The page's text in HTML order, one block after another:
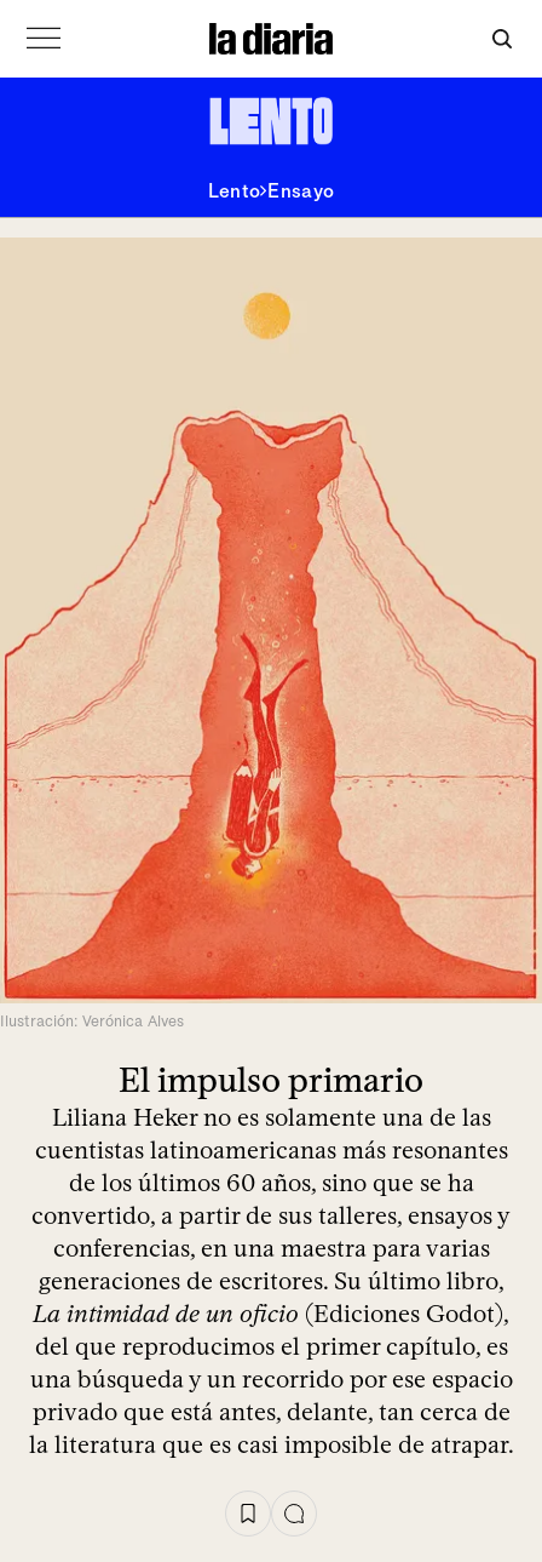
Lento Ensayo
Ilustración: Verónica Alves
El impulso primario
Liliana Heker no es solamente una de las
cuentistas latinoamericanas más resonantes
de los últimos 60 años, sino que se ha
convertido, a partir de sus talleres, ensayos y
conferencias, en una maestra para varias
generaciones de escritores. Su último libro,
La intimidad de un oficio (Ediciones Godot),
del que reproducimos el primer capítulo, es
una búsqueda y un recorrido por ese espacio
privado que está antes, delante, tan cerca de
la literatura que es casi imposible de atrapar.